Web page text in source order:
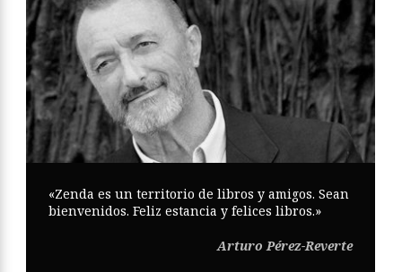
«Zenda es un territorio de libros y amigos. Sean
bienvenidos. Feliz estancia y felices libros.»
Arturo Pérez-Reverte